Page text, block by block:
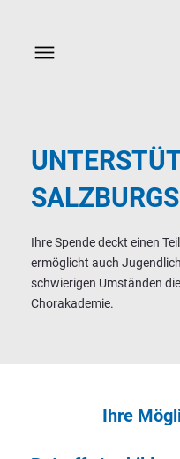
Ihre Spende deckt einen
ermöglicht auch
schwierigen Umständen
Chorakademie.
Ihre